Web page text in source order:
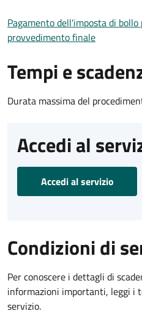
Pagamento dell'imposta di
provvedimento finale
Tempi e
Durata massima del
Accedi al
Accedi al servizio
Condizioni di
Per conoscere i dettagli di
informazioni importanti, leggi i
servizio.